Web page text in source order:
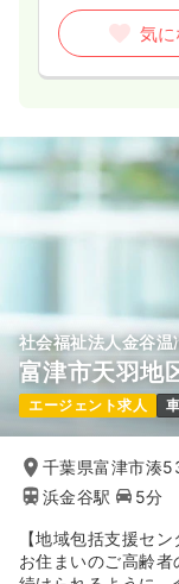
気に
社会福祉法人金谷温
富津市天羽地
エージェント求人
千葉県富津市湊
浜金谷駅
5分
【地域包括支援セ
お住まいのご高齢